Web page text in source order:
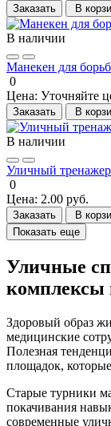
Заказать В
В наличии
Манекен для
0
Цена: Уточняйте
Заказать В
В наличии
Уличный тренажер
0
Цена: 2.00 руб.
Заказать
В
Показать еще
Уличные
комплексы
Здоровый образ
медицинские
Полезная
площадок,
Старые турники
покачивания
современные